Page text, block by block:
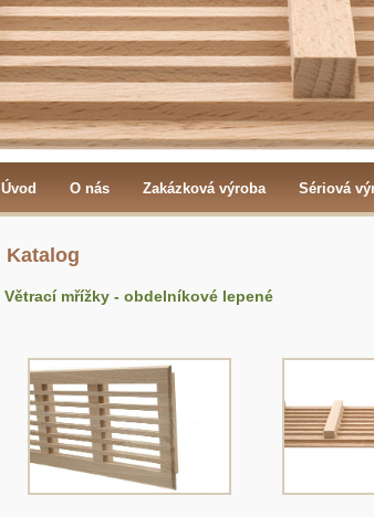
Úvod O nás Zakázková výroba Sériová
Katalog
Větrací mřížky - obdelníkové lepené